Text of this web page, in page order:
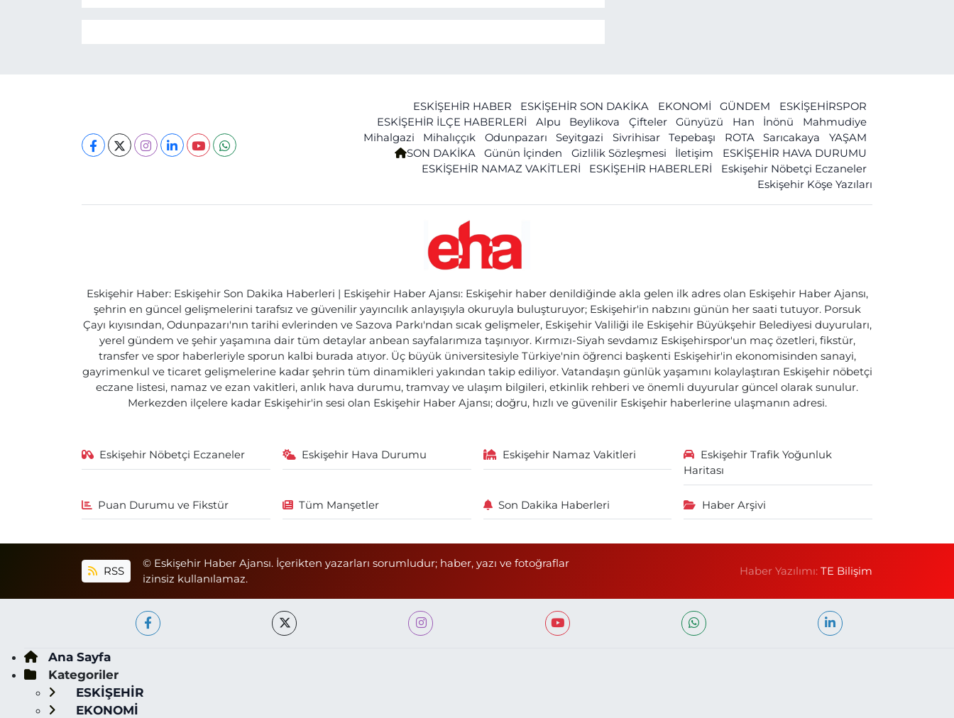
ESKİŞEHİR HABER ESKİŞEHİR SON DAKİKA EKONOMİ GÜNDEM
ESKİŞEHİRSPOR
ESKİŞEHİR İLÇE HABERLERİ
Alpu Beylikova Çifteler Günyüzü Han İnönü
Mahmudiye
Mihalgazi
Mihalıççık Odunpazarı Seyitgazi Sivrihisar Tepebaşı ROTA Sarıcakaya
YAŞAM
SON DAKİKA
Günün İçinden Gizlilik Sözleşmesi İletişim
ESKİŞEHİR HAVA DURUMU
ESKİŞEHİR NAMAZ VAKİTLERİ
ESKİŞEHİR HABERLERİ
Eskişehir Nöbetçi Eczaneler
Eskişehir Köşe Yazıları
Eskişehir Haber: Eskişehir Son Dakika Haberleri | Eskişehir Haber Ajansı: Eskişehir haber denildiğinde akla gelen ilk adres olan Eskişehir Haber Ajansı,
şehrin en güncel gelişmelerini tarafsız ve güvenilir yayıncılık anlayışıyla okuruyla buluşturuyor; Eskişehir'in nabzını günün her saati tutuyor. Porsuk
Çayı kıyısından, Odunpazarı'nın tarihi evlerinden ve Sazova Parkı'ndan sıcak gelişmeler, Eskişehir Valiliği ile Eskişehir Büyükşehir Belediyesi duyuruları,
yerel gündem ve şehir yaşamına dair tüm detaylar anbean sayfalarımıza taşınıyor. Kırmızı-Siyah sevdamız Eskişehirspor'un maç özetleri, fikstür,
transfer ve spor haberleriyle sporun kalbi burada atıyor. Üç büyük üniversitesiyle Türkiye'nin öğrenci başkenti Eskişehir'in ekonomisinden sanayi,
gayrimenkul ve ticaret gelişmelerine kadar şehrin tüm dinamikleri yakından takip ediliyor. Vatandaşın günlük yaşamını kolaylaştıran Eskişehir nöbetçi
eczane listesi, namaz ve ezan vakitleri, anlık hava durumu, tramvay ve ulaşım bilgileri, etkinlik rehberi ve önemli duyurular güncel olarak sunulur.
Merkezden ilçelere kadar Eskişehir'in sesi olan Eskişehir Haber Ajansı; doğru, hızlı ve güvenilir Eskişehir haberlerine ulaşmanın adresi.
Eskişehir Nöbetçi Eczaneler Eskişehir Hava Durumu Eskişehir Namaz Vakitleri
Eskişehir Trafik Yoğunluk
Haritası
Puan Durumu ve Fikstür Tüm Manşetler Son Dakika Haberleri Haber Arşivi
RSS
© Eskişehir Haber Ajansı. İçerikten yazarları sorumludur; haber, yazı ve fotoğraflar
izinsiz kullanılamaz.
Haber Yazılımı:TE Bilişim
Ana Sayfa
Kategoriler
ESKİŞEHİR
EKONOMİ